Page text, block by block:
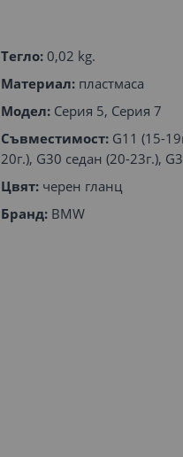
Тегло: 0,02 kg.
Материал: пластмаса
Модел: Серия 5, Серия 7
Съвместимост: G11 (15-
20г.), G30 седан (20-23г.),
Цвят: черен гланц
Бранд: BMW